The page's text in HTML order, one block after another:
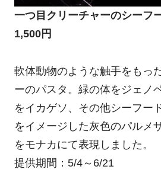
一つ目クリーチャーのシーフ
1,500円
軟体動物のような触手をもっ
ーのパスタ。緑の体をジェノ
をイカゲソ、その他シーフー
をイメージした灰色のパルメ
をモナカにて表現しました。
提供期間：5/4～6/21